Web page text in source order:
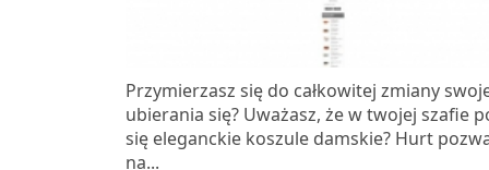
Przymierzasz się do całkowitej zmiany
ubierania się? Uważasz, że w twojej szafie
się eleganckie koszule damskie? Hurt
na...